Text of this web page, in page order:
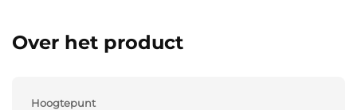
Over het product
Hoogtepunt